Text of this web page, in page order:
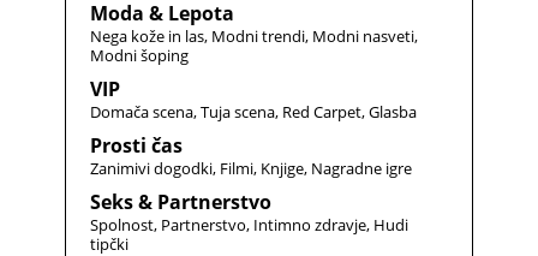
Moda & Lepota
Nega kože in las Modni trendi Modni nasveti
Modni šoping
VIP
Domača scena Tuja scena Red Carpet Glasba
Prosti čas
Zanimivi dogodki Filmi Knjige Nagradne igre
Seks & Partnerstvo
Spolnost Partnerstvo Intimno zdravje Hudi
tipčki